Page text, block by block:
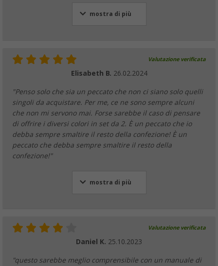
mostra di più
Valutazione verificata
Elisabeth B. 26.02.2024
"Penso solo che sia un peccato che non ci siano solo quelli
singoli da acquistare. Per me, ce ne sono sempre alcuni
che non mi servono mai. Forse sarebbe il caso di pensare
di offrire i diversi colori in set da 2. È un peccato che io
debba sempre smaltire il resto della confezione! È un
peccato che debba sempre smaltire il resto della
confezione!"
mostra di più
Valutazione verificata
Daniel K. 25.10.2023
"questo sarebbe meglio comprensibile con un manuale di